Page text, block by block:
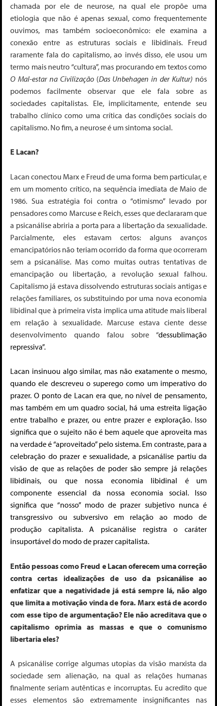
chamada por ele de neurose, na qual ele propõe uma
etiologia que não é apenas sexual, como frequentemente
ouvimos, mas também socioeconômico: ele examina a
conexão entre as estruturas sociais e libidinais. Freud
raramente fala do capitalismo, ao invés disso, ele usou um
termo mais neutro “cultura”, mas procurando em textos como
O Mal-estar na Civilização(Das Unbehagen in der Kultur) nós
podemos facilmente observar que ele fala sobre as
sociedades capitalistas. Ele, implicitamente, entende seu
trabalho clínico como uma crítica das condições sociais do
capitalismo. No fim, a neurose é um sintoma social.
E Lacan?
Lacan conectou Marx e Freud de uma forma bem particular, e
em um momento crítico, na sequência imediata de Maio de
1986. Sua estratégia foi contra o “otimismo” levado por
pensadores como Marcuse e Reich, esses que declararam que
a psicanálise abriria a porta para a libertação da sexualidade.
Parcialmente, eles estavam certos: alguns avanços
emancipatórios não teriam ocorrido da forma que ocorreram
sem a psicanálise. Mas como muitas outras tentativas de
emancipação ou libertação, a revolução sexual falhou.
Capitalismo já estava dissolvendo estruturas sociais antigas e
relações familiares, os substituindo por uma nova economia
libidinal que à primeira vista implica uma atitude mais liberal
em relação à sexualidade. Marcuse estava ciente desse
desenvolvimento quando falou sobre “dessublimação
repressiva”.
Lacan insinuou algo similar, mas não exatamente o mesmo,
quando ele descreveu o superego como umimperativo do
prazer. O pontode Lacan era que, no nível de pensamento,
mas também em um quadro social, há uma estreita ligação
entre trabalho e prazer, ou entre prazer e exploração. Isso
significa que o sujeito não é bem aquele que aproveita mas
na verdade é “aproveitado” pelo sistema. Em contraste, para a
celebração do prazer e sexualidade, a psicanálise partiu da
visão de que as relações de poder são sempre já relações
libidinais, ou que nossa economia libidinal é um
componente essencial da nossa economia social. Isso
significa que “nosso” modo de prazer subjetivo nunca é
transgressivo ou subversivo em relação ao modo de
produção capitalista. A psicanálise registra o caráter
insuportável do modo de prazer capitalista.
Então pessoas como Freud e Lacan oferecem umacorreção
contra certas idealizações de uso da psicanálise ao
enfatizar que a negatividade já está sempre lá, não algo
que limita a motivação vinda de fora. Marx está de acordo
com esse tipo de argumentação? Ele não acreditava que o
capitalismo oprimia as massas e que o comunismo
libertaria eles?
A psicanálise corrige algumas utopias da visão marxista da
sociedade sem alienação, na qual as relações humanas
finalmente seriam autênticas e incorruptas. Eu acredito que
esses elementos são extremamente insignificantes nas